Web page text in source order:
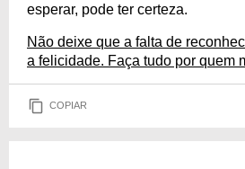
esperar, pode ter certeza.
Não deixe que a falta de
a felicidade. Faça tudo por quem
COPIAR